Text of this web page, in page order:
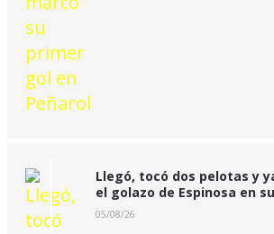
Llegó, tocó dos pelotas y
el golazo de Espinosa en
05/08/26